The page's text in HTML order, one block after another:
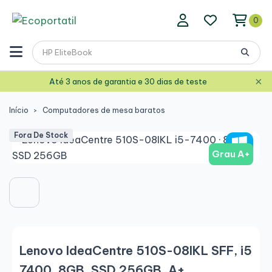
0
Até 3 anos de garantia e 30 dias de teste ×
Início Computadores de mesa baratos
Grau A+
Fora De Stock
Lenovo IdeaCentre 510S-08IKL SFF, i5